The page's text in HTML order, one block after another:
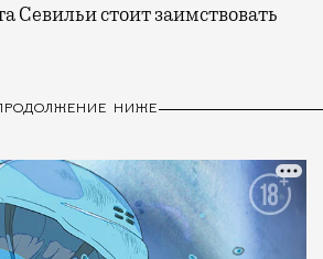
Севильи стоит заимствовать
НИЖЕ